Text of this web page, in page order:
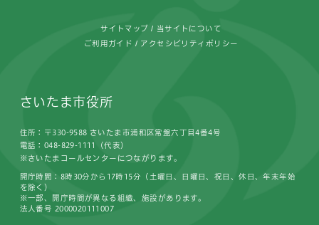
サイトマップ 当サイトについて
ご利用ガイド アクセシビリティポリシー
さいたま市役所
住所：〒330-9588 さいたま市浦和区常盤六丁目4番4号
電話：048-829-1111（代表）
※さいたまコールセンターにつながります。
開庁時間：8時30分から17時15分（土曜日、日曜日、祝日、休日、年末年始
を除く）
※一部、開庁時間が異なる組織、施設があります。
法人番号 2000020111007